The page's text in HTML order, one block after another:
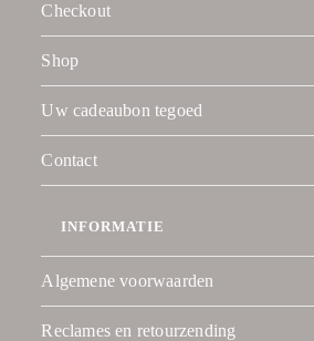
Checkout
Shop
Uw cadeaubon tegoed
Contact
INFORMATIE
Algemene voorwaarden
Reclames en retourzending